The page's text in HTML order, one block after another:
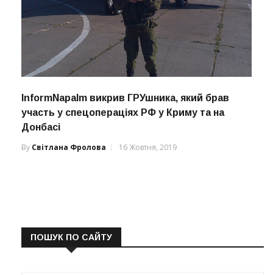
InformNapalm викрив ГРУшника, який брав
участь у спецопераціях РФ у Криму та на
Донбасі
By Світлана Фролова 16 Жовтня, 2019
ПОШУК ПО САЙТУ